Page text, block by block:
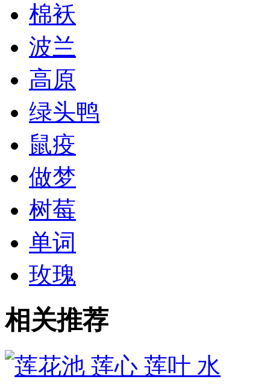
棉袄
波兰
高原
绿头鸭
鼠疫
做梦
树莓
单词
玫瑰
相关推荐